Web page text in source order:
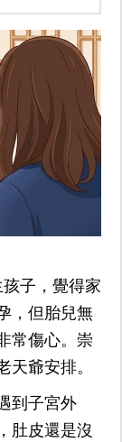
子，覺得家
，但胎兒無
常傷心。崇
天爺安排。
到子宮外
肚皮還是沒